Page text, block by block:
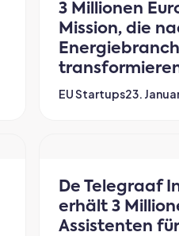
3 Millionen
Mission, die
EU Startups23.
De Telegraaf
erhält 3
Assistenten